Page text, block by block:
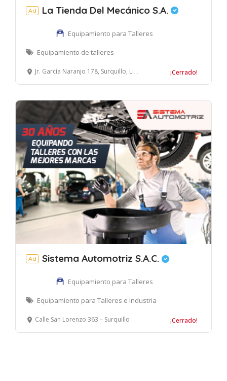
Ad La Tienda Del Mecánico S.A.
Equipamiento para Talleres
Equipamiento de talleres
Jr. García Naranjo 178, Surquillo, Lima, Perú ¡Cerrado!
Ad Sistema Automotriz S.A.C.
Equipamiento para Talleres
Equipamiento para Talleres e Industria
Calle San Lorenzo 363 – Surquillo ¡Cerrado!